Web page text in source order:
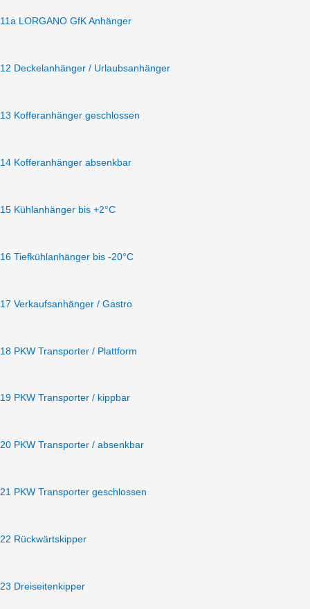
11a LORGANO GfK Anhänger
12 Deckelanhänger / Urlaubsanhänger
13 Kofferanhänger geschlossen
14 Kofferanhänger absenkbar
15 Kühlanhänger bis +2°C
16 Tiefkühlanhänger bis -20°C
17 Verkaufsanhänger / Gastro
18 PKW Transporter / Plattform
19 PKW Transporter / kippbar
20 PKW Transporter / absenkbar
21 PKW Transporter geschlossen
22 Rückwärtskipper
23 Dreiseitenkipper